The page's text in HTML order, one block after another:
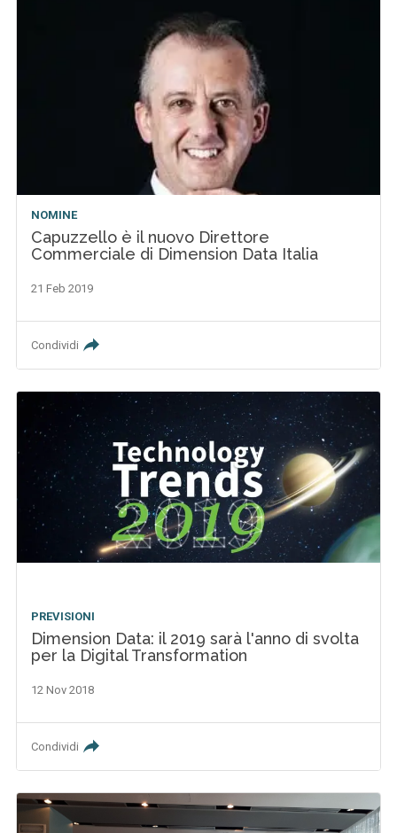
NOMINE
Capuzzello è il nuovo Direttore
Commerciale di Dimension Data Italia
21 Feb 2019
Condividi
PREVISIONI
Dimension Data: il 2019 sarà l'anno di svolta
per la Digital Transformation
12 Nov 2018
Condividi